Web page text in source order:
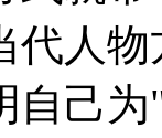
代人
自己